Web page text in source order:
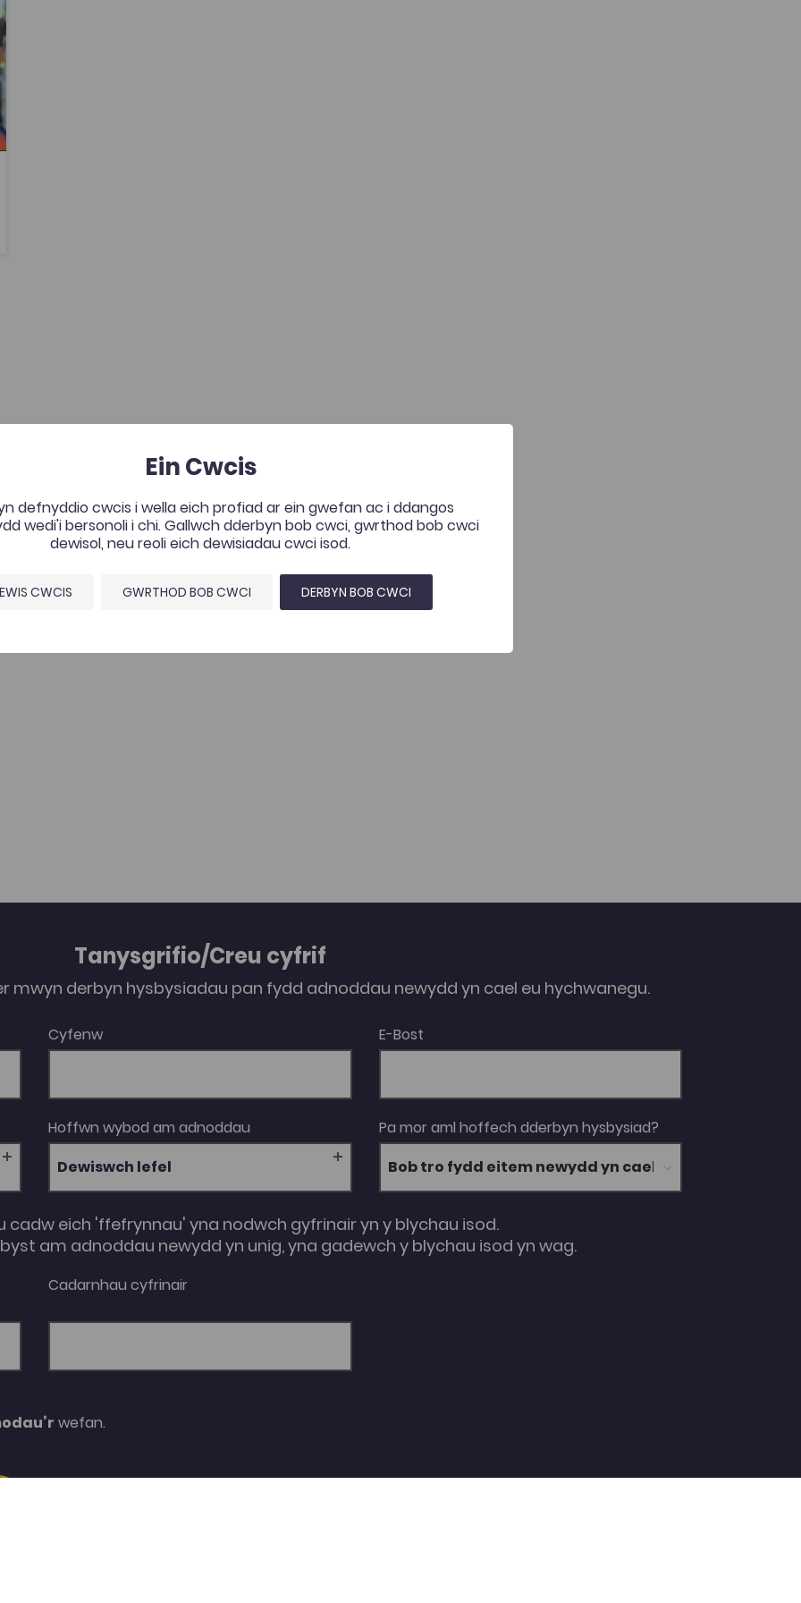
Tanysgrifio/Creu cyfrif
mwyn derbyn hysbysiadau pan fydd adnoddau newydd yn cael eu hychwanegu.
Cyfenw E-Bost
Hoffwn wybod am adnoddau
Dewiswch lefel
Pa mor aml hoffech dderbyn hysbysiad?
eich 'ffefrynnau' yna nodwch gyfrinair yn y blychau isod.
am adnoddau newydd yn unig, yna gadewch y blychau isod yn wag.
Cadarnhau cyfrinair
wefan.
Ein Cwcis
defnyddio cwcis i wella eich profiad ar ein gwefan ac i ddangos
wedi'i bersonoli i chi. Gallwch dderbyn bob cwci, gwrthod bob cwci
dewisol, neu reoli eich dewisiadau cwci isod.
CWCIS GWRTHOD BOB CWCI DERBYN BOB CWCI